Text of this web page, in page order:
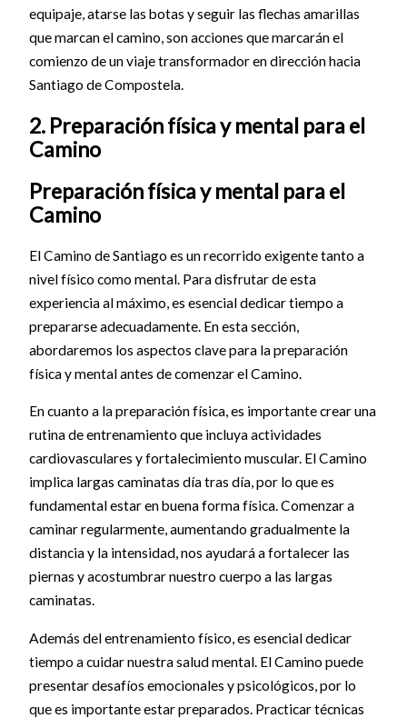
equipaje, atarse las botas y seguir las flechas amarillas
que marcan el camino, son acciones que marcarán el
comienzo de un viaje transformador en dirección hacia
Santiago de Compostela.
2. Preparación física y mental para el
Camino
Preparación física y mental para el
Camino
El Camino de Santiago es un recorrido exigente tanto a
nivel físico como mental. Para disfrutar de esta
experiencia al máximo, es esencial dedicar tiempo a
prepararse adecuadamente. En esta sección,
abordaremos los aspectos clave para la preparación
física y mental antes de comenzar el Camino.
En cuanto a la preparación física, es importante crear una
rutina de entrenamiento que incluya actividades
cardiovasculares y fortalecimiento muscular. El Camino
implica largas caminatas día tras día, por lo que es
fundamental estar en buena forma física. Comenzar a
caminar regularmente, aumentando gradualmente la
distancia y la intensidad, nos ayudará a fortalecer las
piernas y acostumbrar nuestro cuerpo a las largas
caminatas.
Además del entrenamiento físico, es esencial dedicar
tiempo a cuidar nuestra salud mental. El Camino puede
presentar desafíos emocionales y psicológicos, por lo
que es importante estar preparados. Practicar técnicas